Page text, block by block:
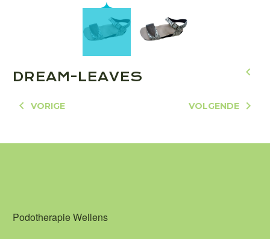
DREAM-LEAVES
VORIGE VOLGENDE
Podotherapie Wellens